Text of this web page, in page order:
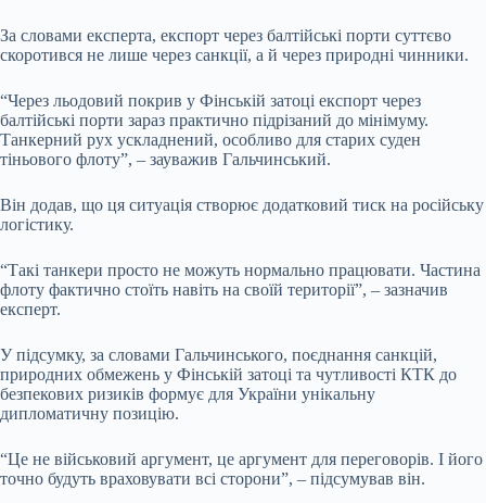
За словами експерта, експорт через балтійські порти суттєво
скоротився не лише через санкції, а й через природні чинники.
“Через льодовий покрив у Фінській затоці експорт через
балтійські порти зараз практично підрізаний до мінімуму.
Танкерний рух ускладнений, особливо для старих суден
тіньового флоту”, – зауважив Гальчинський.
Він додав, що ця ситуація створює додатковий тиск на російську
логістику.
“Такі танкери просто не можуть нормально працювати. Частина
флоту фактично стоїть навіть на своїй території”, – зазначив
експерт.
У підсумку, за словами Гальчинського, поєднання санкцій,
природних обмежень у Фінській затоці та чутливості КТК до
безпекових ризиків формує для України унікальну
дипломатичну позицію.
“Це не військовий аргумент, це аргумент для переговорів. І його
точно будуть враховувати всі сторони”, – підсумував він.